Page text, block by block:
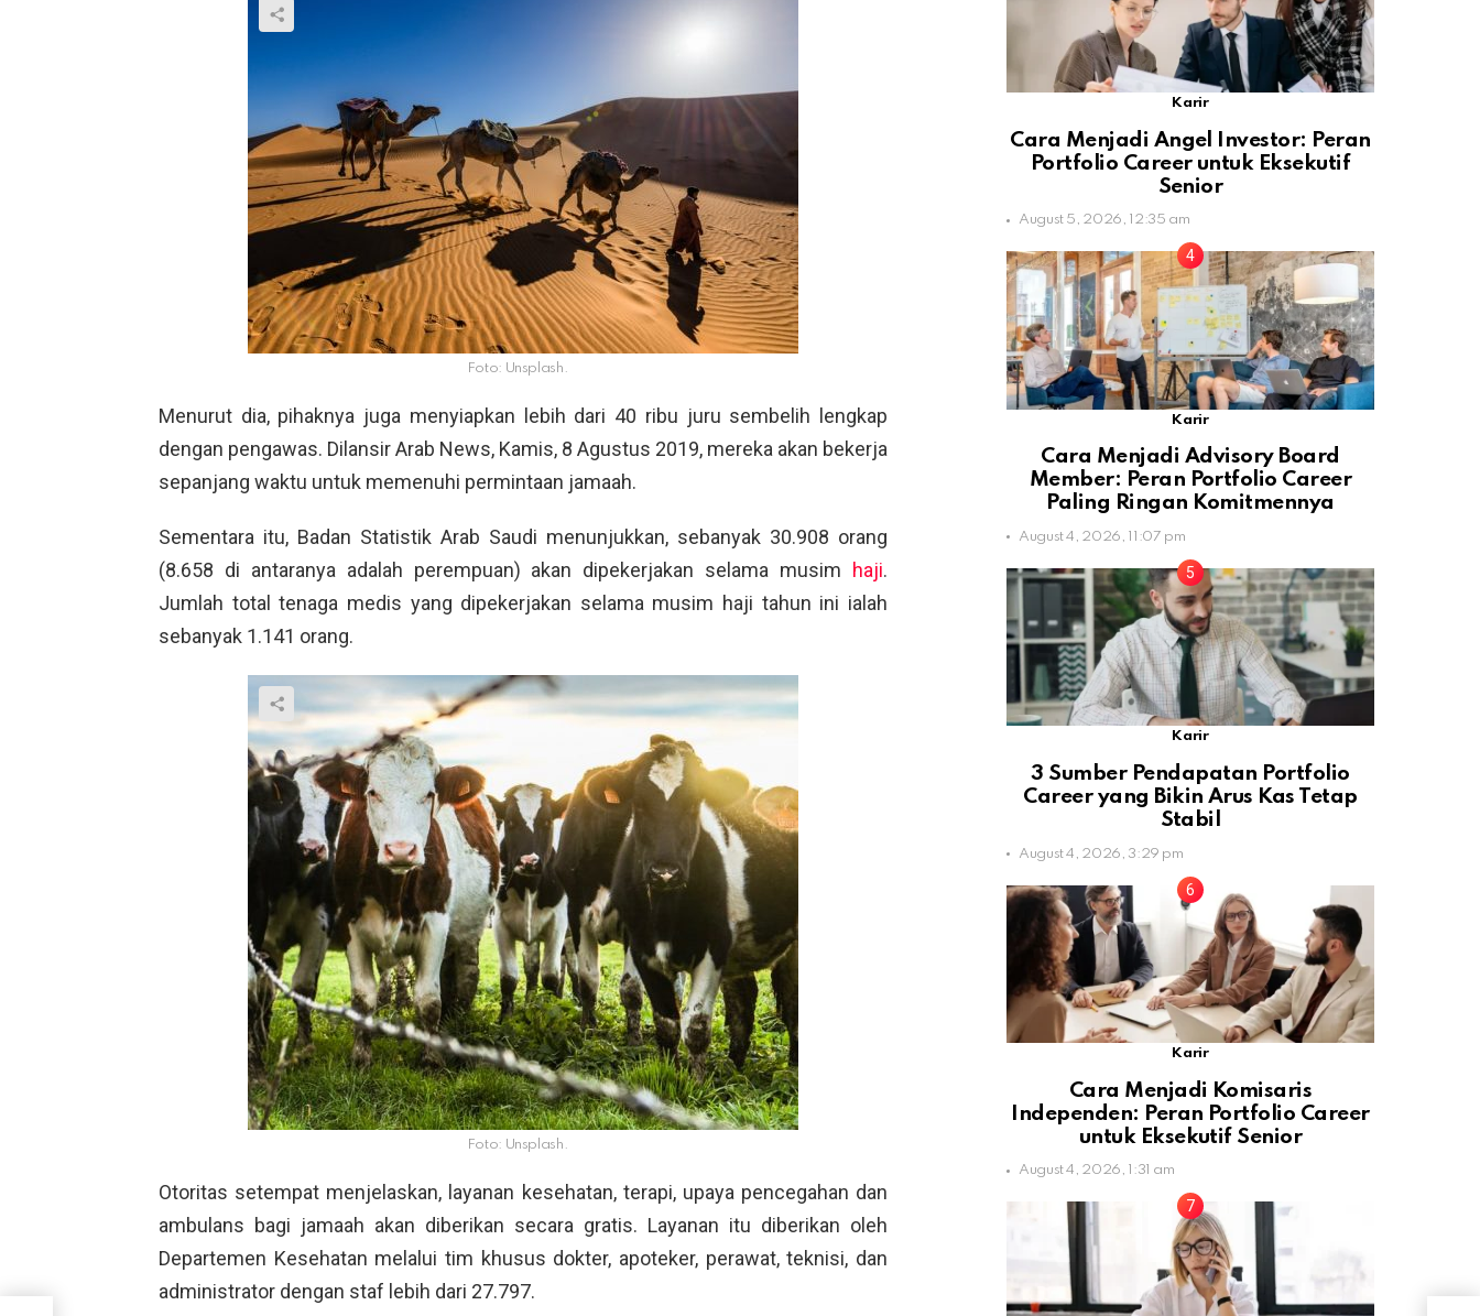
Foto: Unsplash.
Menurut dia, pihaknya juga menyiapkan lebih dari 40 ribu juru sembelih lengkap
dengan pengawas. Dilansir Arab News, Kamis, 8 Agustus 2019, mereka akan bekerja
sepanjang waktu untuk memenuhi permintaan jamaah.
Sementara itu, Badan Statistik Arab Saudi menunjukkan, sebanyak 30.908 orang
(8.658 di antaranya adalah perempuan) akan dipekerjakan selama musim haji.
Jumlah total tenaga medis yang dipekerjakan selama musim haji tahun ini ialah
sebanyak 1.141 orang.
Foto: Unsplash.
Otoritas setempat menjelaskan, layanan kesehatan, terapi, upaya pencegahan dan
ambulans bagi jamaah akan diberikan secara gratis. Layanan itu diberikan oleh
Departemen Kesehatan melalui tim khusus dokter, apoteker, perawat, teknisi, dan
administrator dengan staf lebih dari 27.797.
Karir
Cara Menjadi Angel Investor: Peran
Portfolio Career untuk Eksekutif
Senior
August 5, 2026, 12:35 am
Karir
Cara Menjadi Advisory Board
Member: Peran Portfolio Career
Paling Ringan Komitmennya
August 4, 2026, 11:07 pm
Karir
3 Sumber Pendapatan Portfolio
Career yang Bikin Arus Kas Tetap
Stabil
August 4, 2026, 3:29 pm
Karir
Cara Menjadi Komisaris
Independen: Peran Portfolio Career
untuk Eksekutif Senior
August 4, 2026, 1:31 am